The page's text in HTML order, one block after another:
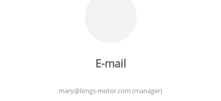
E-mail
mary@longs-motor.com (manager)